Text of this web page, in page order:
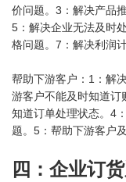
价问题。3：解决产品
5：解决企业无法及时
格问题。7：解决利润计
帮助下游客户：1：解
游客户不能及时知道订
知道订单处理状态。4
题。5：帮助下游客户
四：企业订